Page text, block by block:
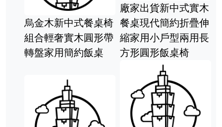
烏金木新中式餐桌椅
組合輕奢實木圓形帶
轉盤家用簡約飯桌
廠家出貨新中式實木
餐桌現代簡約折疊伸
縮家用小戶型兩用長
方形圓形飯桌椅